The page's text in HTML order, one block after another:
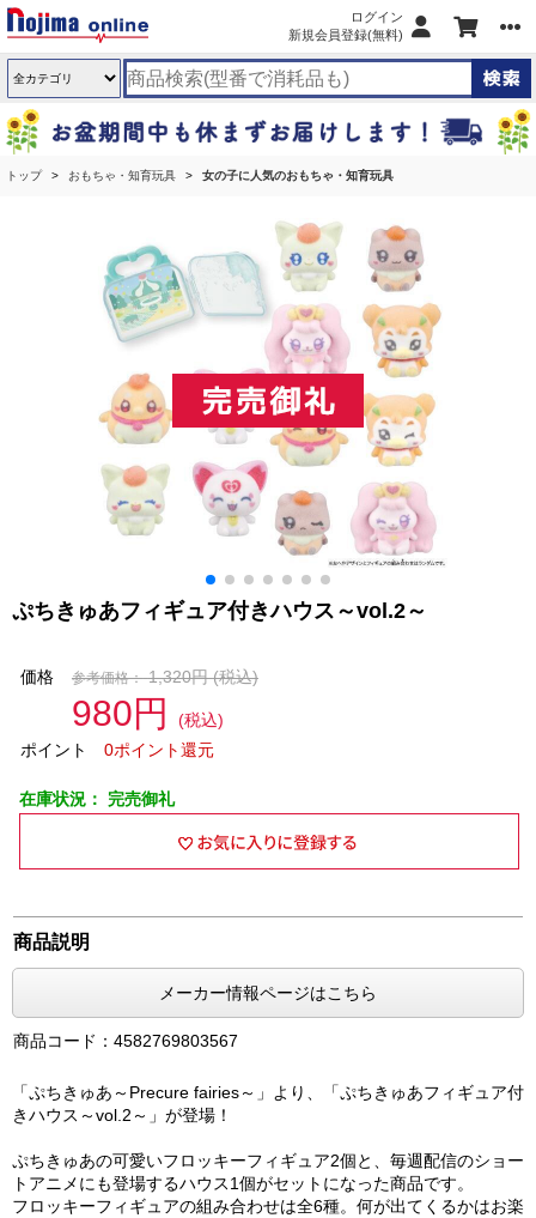
ログイン
新規会員登録(無料)
トップ おもちゃ・知育玩具 女の子に人気のおもちゃ・知育玩具
ぷちきゅあフィギュア付きハウス～vol.2～
価格 参考価格： 1,320円(税込)
980円
(税込)
ポイント
0ポイント還元
在庫状況： 完売御礼
商品説明
メーカー情報ページはこちら
商品コード：4582769803567
「ぷちきゅあ～Precure fairies～」より、「ぷちきゅあフィギュア付
きハウス～vol.2～」が登場！
ぷちきゅあの可愛いフロッキーフィギュア2個と、毎週配信のショー
トアニメにも登場するハウス1個がセットになった商品です。
フロッキーフィギュアの組み合わせは全6種。何が出てくるかはお楽